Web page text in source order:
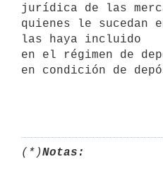
jurídica de las
quienes le sucedan
las haya incluido
en el régimen de
en condición de
(*)Notas: